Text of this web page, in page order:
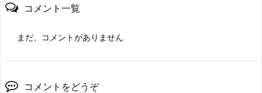
コメント一覧
まだ、コメントがありません
コメントをどうぞ